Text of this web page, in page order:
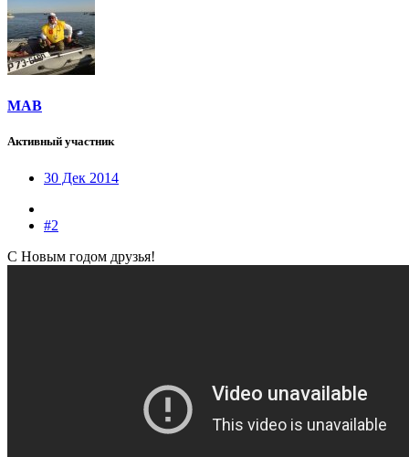
МАВ
Активный участник
30 Дек 2014
#2
С Новым годом друзья!